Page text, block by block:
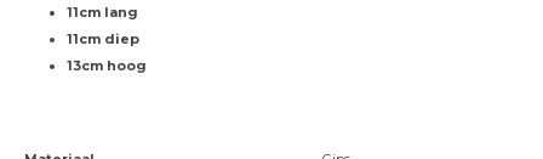
11cm lang
11cm diep
13cm hoog